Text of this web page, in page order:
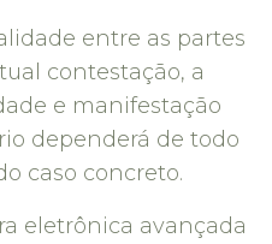
entre as partes
contestação, a
e manifestação
dependerá de todo
caso concreto.
eletrônica avançada